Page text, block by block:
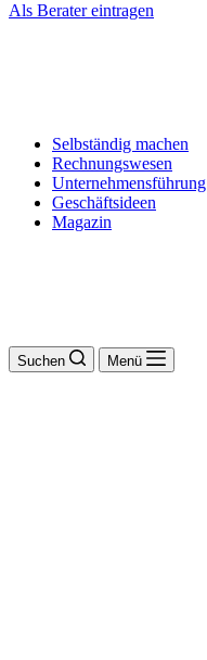
Als Berater eintragen
Selbständig machen
Rechnungswesen
Unternehmensführung
Geschäftsideen
Magazin
Suchen Menü